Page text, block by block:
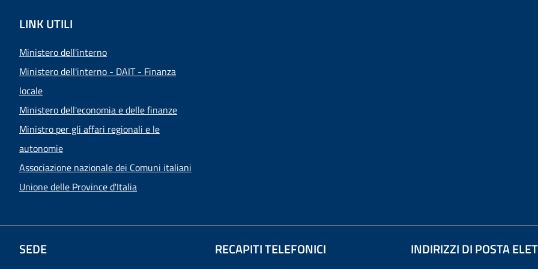
LINK UTILI
Ministero dell'interno
Ministero dell'interno - DAIT - Finanza
locale
Ministero dell'economia e delle finanze
Ministro per gli affari regionali e le
autonomie
Associazione nazionale dei Comuni italiani
Unione delle Province d'Italia
SEDE RECAPITI TELEFONICI INDIRIZZI DI POSTA